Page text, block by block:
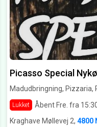
Picasso Special
Madudbringning, Pizzaria,
Lukket Åbent Fre. fra
Kraghave Møllevej 2, 4800